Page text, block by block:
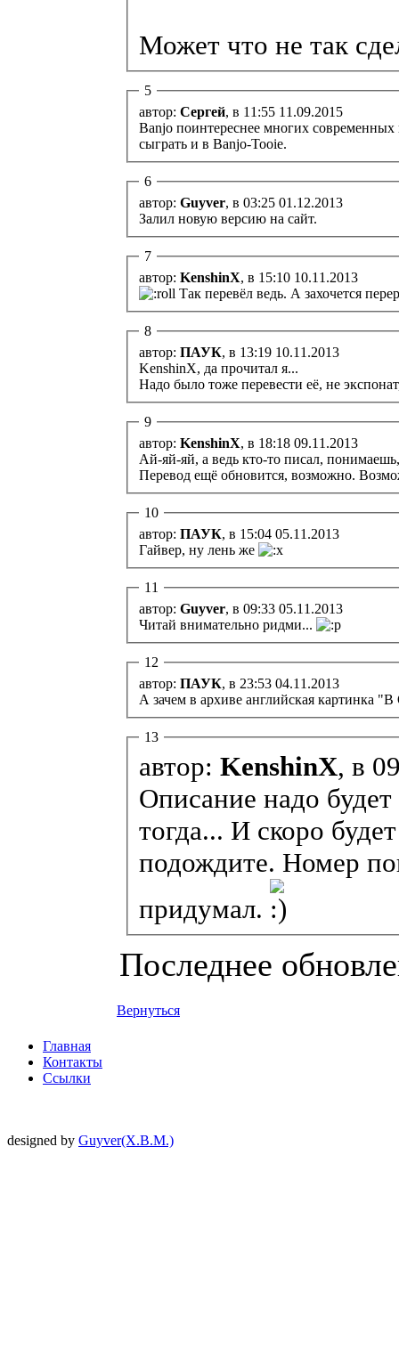
Может что не так
5
автор: Сергей, в 11:55 11.09.2015
Banjo поинтереснее многих
сыграть и в Banjo-Tooie.
6
автор: Guyver, в 03:25 01.12.2013
Залил новую версию на сайт.
7
автор: KenshinX, в 15:10 10.11.2013
Так перевёл ведь. А захочется
8
автор: ПАУК, в 13:19 10.11.2013
KenshinX, да прочитал я...
Надо было тоже перевести её, не
9
автор: KenshinX, в 18:18 09.11.2013
Ай-яй-яй, а ведь кто-то писал,
Перевод ещё обновится, возможно.
10
автор: ПАУК, в 15:04 05.11.2013
Гайвер, ну лень же
11
автор: Guyver, в 09:33 05.11.2013
Читай внимательно ридми...
12
автор: ПАУК, в 23:53 04.11.2013
А зачем в архиве английская картинка
13
автор: KenshinX, в
Описание надо
тогда... И скоро
подождите. Номер
придумал.
Последнее
Вернуться
Главная
Контакты
Ссылки
designed by Guyver(X.B.M.)